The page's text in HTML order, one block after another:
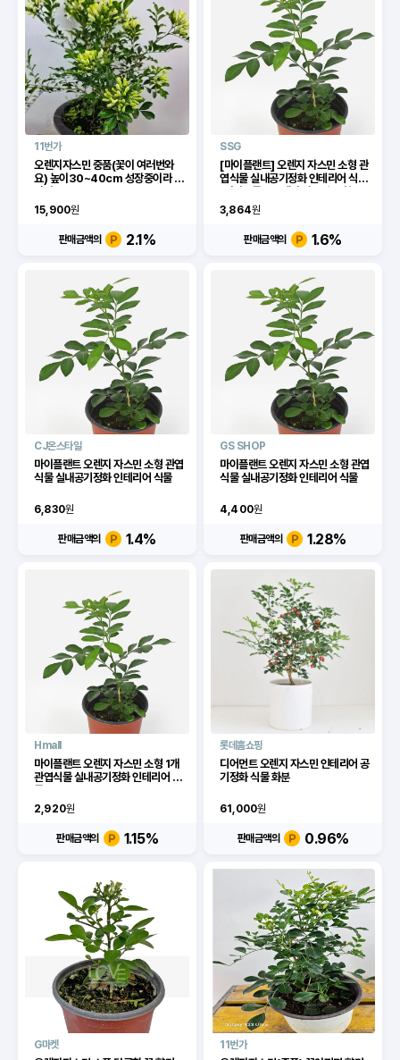
11번가
오렌지자스민 중품(꽃이 여러번와
요) 높이30~40cm 성장중이라 좀
15,900원
판매금액의 2.1%
SSG
[마이플랜트] 오렌지 자스민 소형 관
엽식물 실내공기정화 인테리어 식물
3,864원
판매금액의 1.6%
CJ온스타일
마이플랜트 오렌지 자스민 소형 관엽
식물 실내공기정화 인테리어 식물
6,830원
판매금액의 1.4%
GS SHOP
마이플랜트 오렌지 자스민 소형 관엽
식물 실내공기정화 인테리어 식물
4,400원
판매금액의 1.28%
Hmall
마이플랜트 오렌지 자스민 소형 1개
관엽식물 실내공기정화 인테리어 식
2,920원
판매금액의 1.15%
롯데홈쇼핑
디어먼트 오렌지 자스민 인테리어 공
기정화 식물 화분
61,000원
판매금액의 0.96%
G마켓 11번가